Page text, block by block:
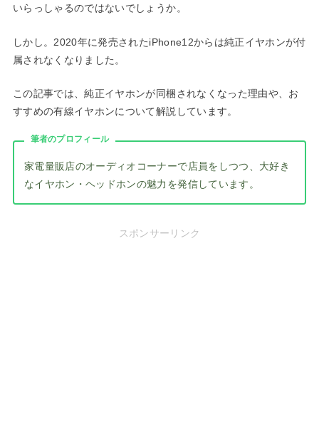
いらっしゃるのではないでしょうか。
しかし。2020年に発売されたiPhone12からは純正イヤホンが付
属されなくなりました。
この記事では、純正イヤホンが同梱されなくなった理由や、お
すすめの有線イヤホンについて解説しています。
筆者のプロフィール
家電量販店のオーディオコーナーで店員をしつつ、大好き
なイヤホン・ヘッドホンの魅力を発信しています。
スポンサーリンク